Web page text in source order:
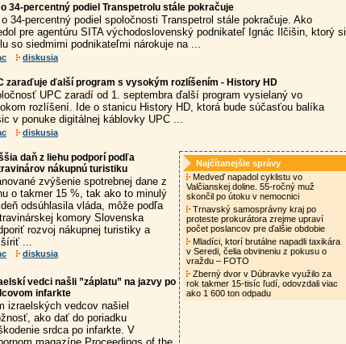
o 34-percentný podiel Transpetrolu stále pokračuje
o 34-percentný podiel spoločnosti Transpetrol stále pokračuje. Ako
pre agentúru SITA východoslovenský podnikateľ Ignác Ilčišin, ktorý si
so siedmimi podnikateľmi nárokuje na ...
diskusia
zaraďuje ďalší program s vysokým rozlíšením - History HD
UPC zaradí od 1. septembra ďalší program vysielaný vo
rozlíšení. Ide o stanicu History HD, ktorá bude súčasťou balíka
v ponuke digitálnej káblovky UPC ...
diskusia
daň z liehu podporí podľa
nákupnú turistiku
zvýšenie spotrebnej dane z
o takmer 15 %, tak ako to minulý
odsúhlasila vláda, môže podľa
komory Slovenska
rozvoj nákupnej turistiky a
...
diskusia
vedci našli ”záplatu” na jazvy po
infarkte
izraelských vedcov našiel
ako dať do poriadku
srdca po infarkte. V
Najčítanejšie správy
Medveď napadol cyklistu vo
Valčianskej doline. 55-ročný muž
skončil po útoku v nemocnici
Trnavský samosprávny kraj po
proteste prokurátora zrejme upraví
počet poslancov pre ďalšie obdobie
Mladíci, ktorí brutálne napadli taxikára
v Seredi, čelia obvineniu z pokusu o
vraždu – FOTO
Zberný dvor v Dúbravke využilo za
rok takmer 15-tisíc ľudí, odovzdali viac
ako 1 600 ton odpadu